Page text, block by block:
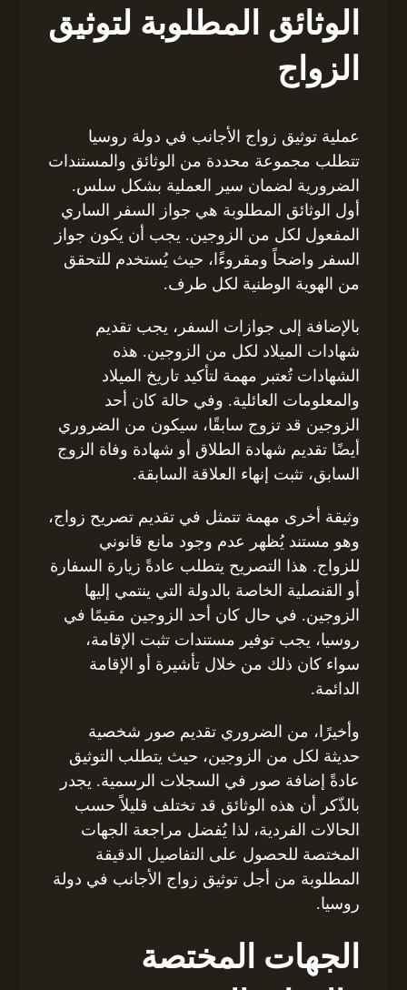
الوثائق المطلوبة لتوثيق
الزواج
عملية توثيق زواج الأجانب في دولة روسيا
تتطلب مجموعة محددة من الوثائق والمستندات
الضرورية لضمان سير العملية بشكل سلس.
أول الوثائق المطلوبة هي جواز السفر الساري
المفعول لكل من الزوجين. يجب أن يكون جواز
السفر واضحاً ومقروءًا، حيث يُستخدم للتحقق
من الهوية الوطنية لكل طرف.
بالإضافة إلى جوازات السفر، يجب تقديم
شهادات الميلاد لكل من الزوجين. هذه
الشهادات تُعتبر مهمة لتأكيد تاريخ الميلاد
والمعلومات العائلية. وفي حالة كان أحد
الزوجين قد تزوج سابقًا، سيكون من الضروري
أيضًا تقديم شهادة الطلاق أو شهادة وفاة الزوج
السابق، تثبت إنهاء العلاقة السابقة.
وثيقة أخرى مهمة تتمثل في تقديم تصريح زواج،
وهو مستند يُظهر عدم وجود مانع قانوني
للزواج. هذا التصريح يتطلب عادةً زيارة السفارة
أو القنصلية الخاصة بالدولة التي ينتمي إليها
الزوجين. في حال كان أحد الزوجين مقيمًا في
روسيا، يجب توفير مستندات تثبت الإقامة،
سواء كان ذلك من خلال تأشيرة أو الإقامة
الدائمة.
وأخيرًا، من الضروري تقديم صور شخصية
حديثة لكل من الزوجين، حيث يتطلب التوثيق
عادةً إضافة صور في السجلات الرسمية. يجدر
بالذّكر أن هذه الوثائق قد تختلف قليلاً حسب
الحالات الفردية، لذا يُفضل مراجعة الجهات
المختصة للحصول على التفاصيل الدقيقة
المطلوبة من أجل توثيق زواج الأجانب في دولة
روسيا.
الجهات المختصة